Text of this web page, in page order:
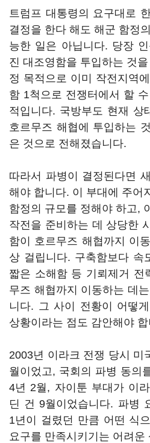
트럼프 대통령의 요구대로
결정을 한다 해도 해군 함정
능한 일은 아닙니다. 당장
진 대조영함을 투입하는 것
정 목적으로 이미 작전지역
함 1척으로 전쟁터에서 할
적입니다. 국방부도 현재 상
호르무즈 해협에 투입하는
은 것으로 전해졌습니다.
따라서 파병이 결정된다면
해야 합니다. 이 부대에 주어
함정의 규모를 정해야 하고,
작전을 준비하는 데 상당한
함이 호르무즈 해협까지 이
상 걸립니다. 구축함보다 속
짧은 소해함 등 기뢰제거 전
무즈 해협까지 이동하는 데
니다. 그 사이 전황이 어떻
상황이라는 점도 감안해야
2003년 이라크 전쟁 당시 미
월이었고, 국회의 파병 동의
4년 2월, 자이툰 부대가 이
딘 건 9월이었습니다. 파병
1년이 걸렸던 만큼 어떤 식
요구를 만족시키기는 어려운